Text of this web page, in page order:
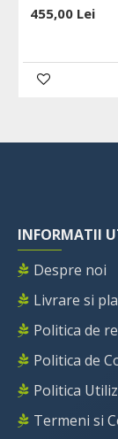
455,00 Lei
INFORMATII
Despre noi
Livrare si
Politica de
Politica de
Politica
Termeni si